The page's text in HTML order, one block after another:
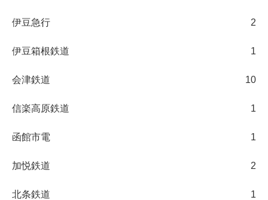
伊豆急行 2
伊豆箱根鉄道 1
会津鉄道 10
信楽高原鉄道 1
函館市電 1
加悦鉄道 2
北条鉄道 1